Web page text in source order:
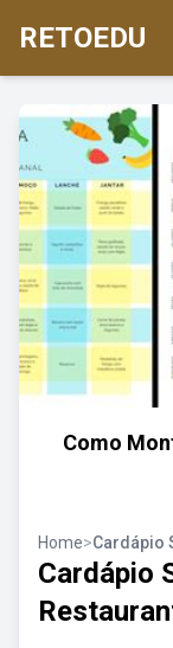
RETOEDU
Como
Home>Cardápio
Cardápio